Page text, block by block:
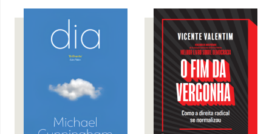
17,00 €.11,90 €.